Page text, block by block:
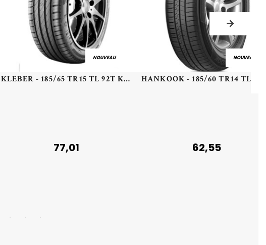
NOUVEAU
KLEBER - 185/65 TR15 TL 92T KLEB DYNAXER HP4 XL - 1856515 - CBA
77,01
NOUVEAU
62,55